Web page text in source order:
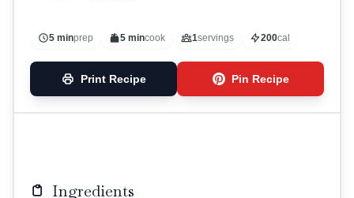
5 minprep 5 mincook 1servings 200cal
Print Recipe Pin Recipe
Ingredients